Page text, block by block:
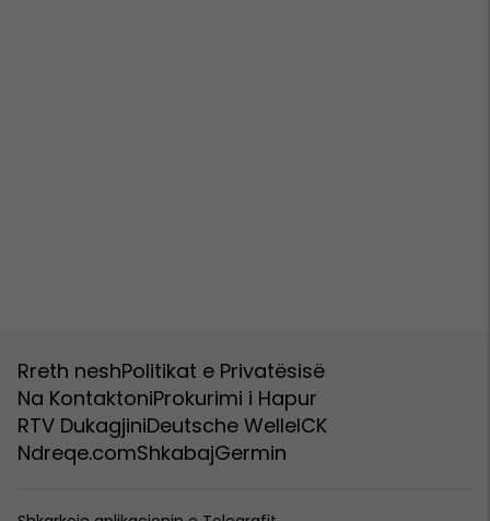
Rreth neshPolitikat e Privatësisë
Na KontaktoniProkurimi i Hapur
RTV DukagjiniDeutsche WelleICK
Ndreqe.comShkabajGermin